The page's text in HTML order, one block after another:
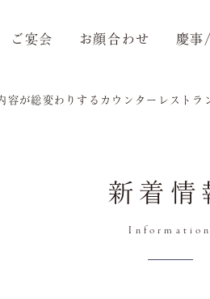
ご宴会 お顔合わせ 慶事
内容が総変わりするカウンターレス
新着情
Information